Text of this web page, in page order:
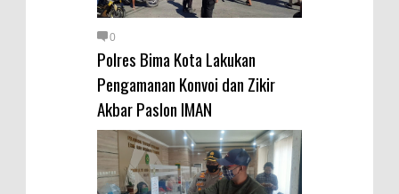
0
Polres Bima Kota Lakukan
Pengamanan Konvoi dan Zikir
Akbar Paslon IMAN